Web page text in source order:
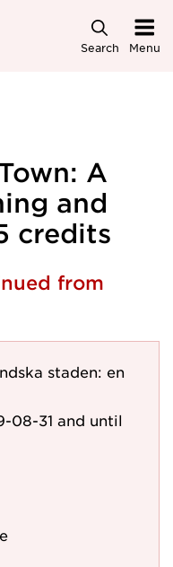
Search Menu
A
and
credits
from
staden: en
08-31 and until